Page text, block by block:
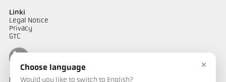
Linki
Legal Notice
Privacy
GTC
Kontakt
×
Choose language
Would you like to switch to English?